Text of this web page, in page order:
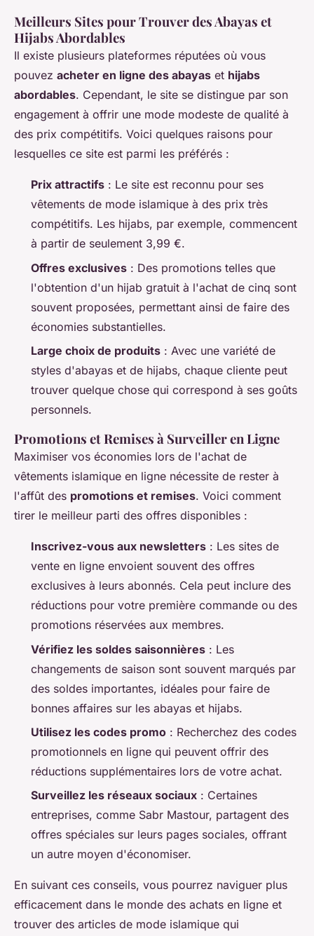
Meilleurs Sites pour Trouver des Abayas et
Hijabs Abordables
Il existe plusieurs plateformes réputées où vous
pouvez acheter en ligne des abayas et hijabs
abordables. Cependant, le site se distingue par son
engagement à offrir une mode modeste de qualité à
des prix compétitifs. Voici quelques raisons pour
lesquelles ce site est parmi les préférés :
Prix attractifs : Le site est reconnu pour ses
vêtements de mode islamique à des prix très
compétitifs. Les hijabs, par exemple, commencent
à partir de seulement 3,99 €.
Offres exclusives : Des promotions telles que
l'obtention d'un hijab gratuit à l'achat de cinq sont
souvent proposées, permettant ainsi de faire des
économies substantielles.
Large choix de produits : Avec une variété de
styles d'abayas et de hijabs, chaque cliente peut
trouver quelque chose qui correspond à ses goûts
personnels.
Promotions et Remises à Surveiller en Ligne
Maximiser vos économies lors de l'achat de
vêtements islamique en ligne nécessite de rester à
l'affût des promotions et remises. Voici comment
tirer le meilleur parti des offres disponibles :
Inscrivez-vous aux newsletters : Les sites de
vente en ligne envoient souvent des offres
exclusives à leurs abonnés. Cela peut inclure des
réductions pour votre première commande ou des
promotions réservées aux membres.
Vérifiez les soldes saisonnières : Les
changements de saison sont souvent marqués par
des soldes importantes, idéales pour faire de
bonnes affaires sur les abayas et hijabs.
Utilisez les codes promo : Recherchez des codes
promotionnels en ligne qui peuvent offrir des
réductions supplémentaires lors de votre achat.
Surveillez les réseaux sociaux : Certaines
entreprises, comme Sabr Mastour, partagent des
offres spéciales sur leurs pages sociales, offrant
un autre moyen d'économiser.
En suivant ces conseils, vous pourrez naviguer plus
efficacement dans le monde des achats en ligne et
trouver des articles de mode islamique qui